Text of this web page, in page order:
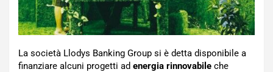
La società Llodys Banking Group si è detta disponibile a
finanziare alcuni progetti ad energia rinnovabile che